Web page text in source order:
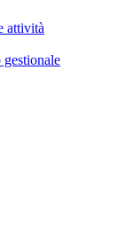
attività